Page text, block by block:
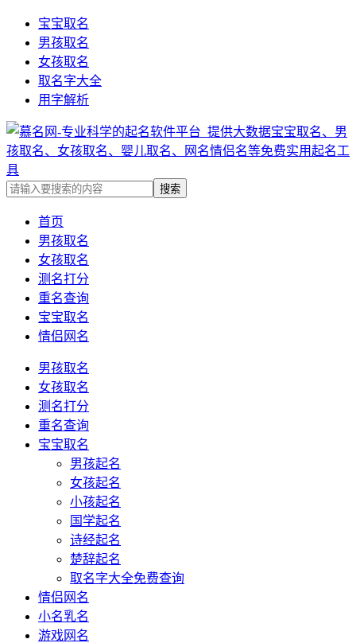
宝宝取名
男孩取名
女孩取名
取名字大全
用字解析
首页
男孩取名
女孩取名
测名打分
重名查询
宝宝取名
情侣网名
男孩取名
女孩取名
测名打分
重名查询
宝宝取名
男孩起名
女孩起名
小孩起名
国学起名
诗经起名
楚辞起名
取名字大全免费查询
情侣网名
小名乳名
游戏网名